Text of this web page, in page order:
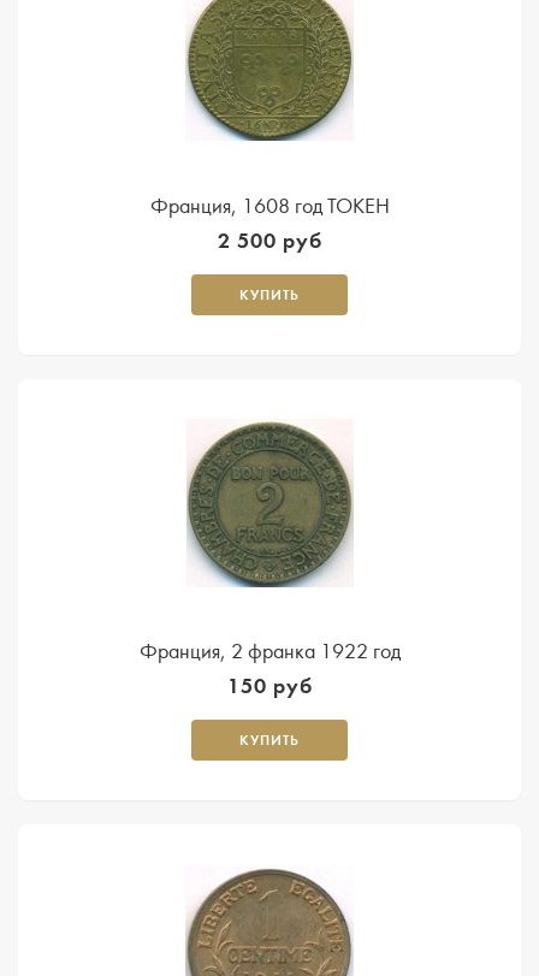
Франция, 1608 год ТОКЕН
2 500 руб
КУПИТЬ
Франция, 2 франка 1922 год
150 руб
КУПИТЬ